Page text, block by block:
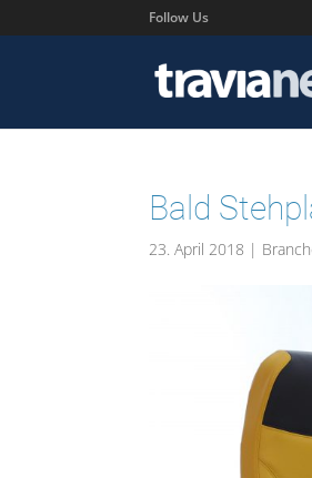
Follow Us
Bald
23. April 2018 |